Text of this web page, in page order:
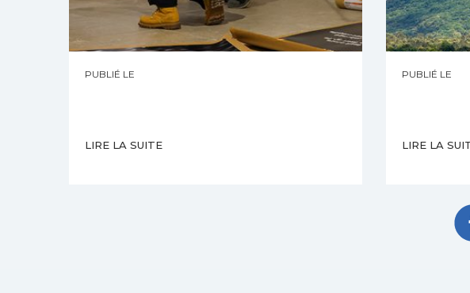
PUBLIÉ LE
LIRE LA SUITE
PUBLIÉ LE
LIRE LA